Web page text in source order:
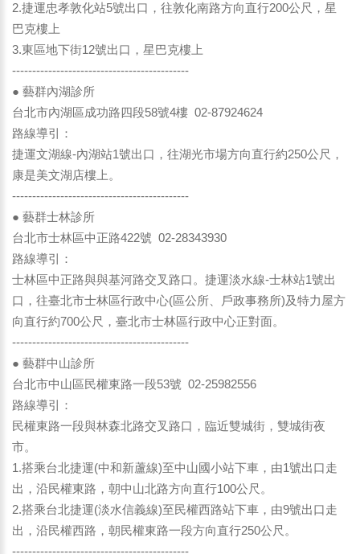
2.捷運忠孝敦化站5號出口，往敦化南路方向直行200公尺，星
巴克樓上
3.東區地下街12號出口，星巴克樓上
--------------------------------------------
● 藝群內湖診所
台北市內湖區成功路四段58號4樓 02-87924624
路線導引：
捷運文湖線-內湖站1號出口，往湖光市場方向直行約250公尺，
康是美文湖店樓上。
--------------------------------------------
● 藝群士林診所
台北市士林區中正路422號 02-28343930
路線導引：
士林區中正路與與基河路交叉路口。捷運淡水線-士林站1號出
口，往臺北市士林區行政中心(區公所、戶政事務所)及特力屋方
向直行約700公尺，臺北市士林區行政中心正對面。
--------------------------------------------
● 藝群中山診所
台北市中山區民權東路一段53號 02-25982556
路線導引：
民權東路一段與林森北路交叉路口，臨近雙城街，雙城街夜
市。
1.搭乘台北捷運(中和新蘆線)至中山國小站下車，由1號出口走
出，沿民權東路，朝中山北路方向直行100公尺。
2.搭乘台北捷運(淡水信義線)至民權西路站下車，由9號出口走
出，沿民權西路，朝民權東路一段方向直行250公尺。